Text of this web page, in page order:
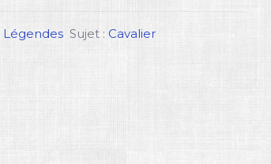
Légendes Sujet : Cavalier